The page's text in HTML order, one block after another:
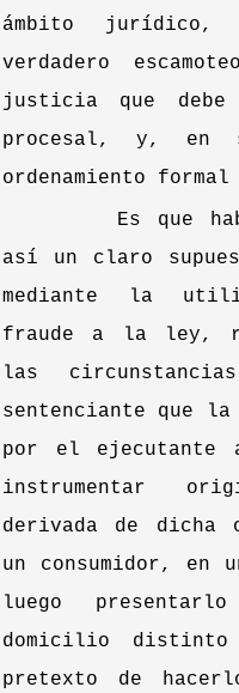
ámbito jurídico,
verdadero
justicia que debe
procesal, y, en
ordenamiento
Es que
así un claro
mediante la
fraude a la ley,
las
sentenciante que
por el ejecutante
instrumentar
derivada de dicha
un consumidor, en
luego
domicilio
pretexto de